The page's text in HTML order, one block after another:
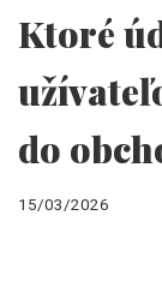
Ktoré
do
15/03/2026